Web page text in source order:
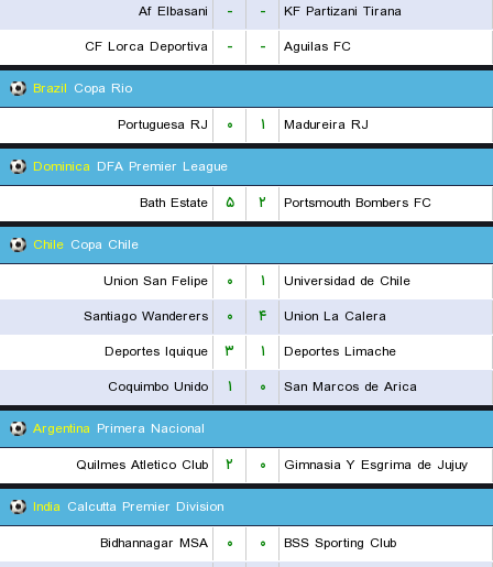
Af Elbasani
- -
KF Partizani Tirana
CF Lorca Deportiva
- -
Aguilas FC
Brazil Copa Rio
Portuguesa RJ
۰ ۱
Madureira RJ
Dominica DFA Premier League
Bath Estate
۵ ۲
Portsmouth Bombers FC
Chile Copa Chile
Union San Felipe
۰ ۱
Universidad de Chile
Santiago Wanderers
۰ ۴
Union La Calera
Deportes Iquique
۳ ۱
Deportes Limache
Coquimbo Unido
۱ ۰
San Marcos de Arica
Argentina Primera Nacional
Quilmes Atletico Club
۲ ۰
Gimnasia Y Esgrima de Jujuy
India Calcutta Premier Division
Bidhannagar MSA
۰ ۰
BSS Sporting Club